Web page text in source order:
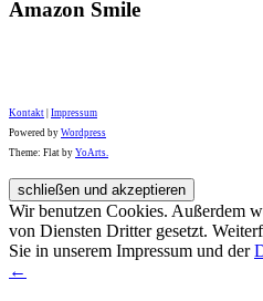
Amazon Smile
Kontakt Impressum
Powered by Wordpress
Theme: Flat by YoArts.
Wir benutzen Cookies. Außerdem
von Diensten Dritter gesetzt.
Sie in unserem Impressum und der
←